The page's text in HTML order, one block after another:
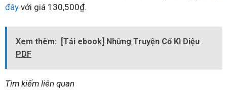
đây với giá 130,500₫.
Xem thêm:
[Tải ebook] Những Truyện Cổ Kì Diệu
PDF
Tìm kiếm liên quan